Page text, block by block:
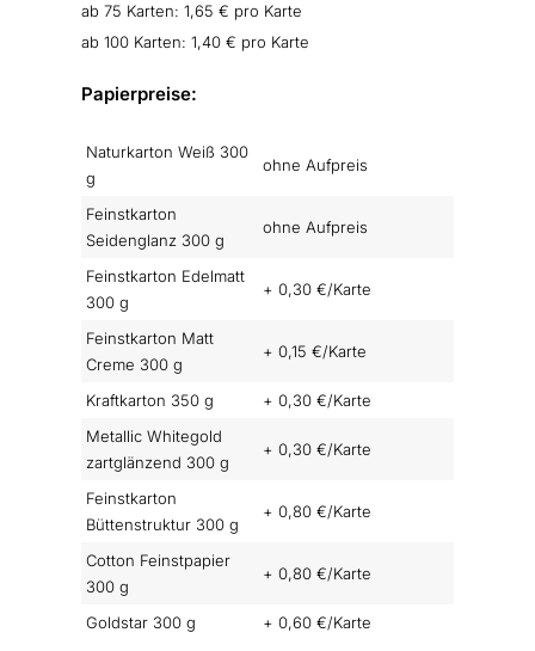
ab 75 Karten: 1,65 € pro Karte
ab 100 Karten: 1,40 € pro Karte
Papierpreise:
Naturkarton Weiß 300
g
ohne Aufpreis
Feinstkarton
Seidenglanz 300 g
ohne Aufpreis
Feinstkarton Edelmatt
300 g
+ 0,30 €/Karte
Feinstkarton Matt
Creme 300 g
+ 0,15 €/Karte
Kraftkarton 350 g
+ 0,30 €/Karte
Metallic Whitegold
zartglänzend 300 g
+ 0,30 €/Karte
Feinstkarton
Büttenstruktur 300 g
+ 0,80 €/Karte
Cotton Feinstpapier
300 g
+ 0,80 €/Karte
Goldstar 300 g + 0,60 €/Karte